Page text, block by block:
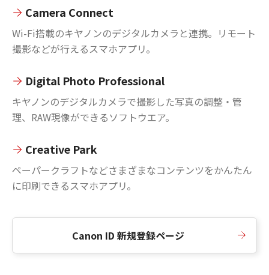
Camera Connect
Wi-Fi搭載のキヤノンのデジタルカメラと連携。リモート
撮影などが行えるスマホアプリ。
Digital Photo Professional
キヤノンのデジタルカメラで撮影した写真の調整・管
理、RAW現像ができるソフトウエア。
Creative Park
ペーパークラフトなどさまざまなコンテンツをかんたん
に印刷できるスマホアプリ。
Canon ID 新規登録ページ